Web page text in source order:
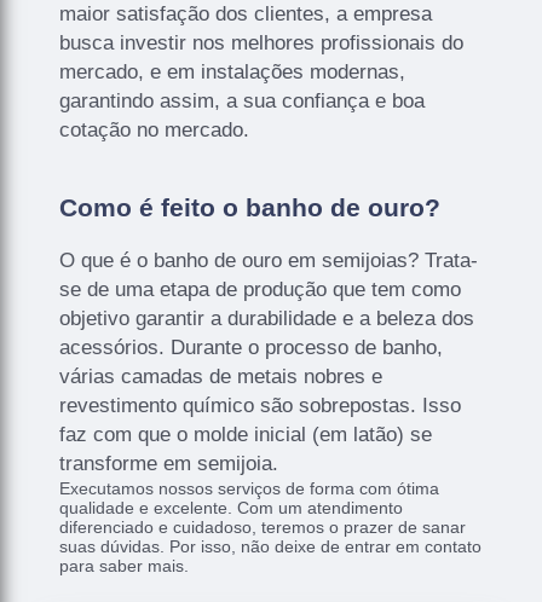
maior satisfação dos clientes, a empresa
busca investir nos melhores profissionais do
mercado, e em instalações modernas,
garantindo assim, a sua confiança e boa
cotação no mercado.
Como é feito o banho de ouro?
O que é o banho de ouro em semijoias? Trata-
se de uma etapa de produção que tem como
objetivo garantir a durabilidade e a beleza dos
acessórios. Durante o processo de banho,
várias camadas de metais nobres e
revestimento químico são sobrepostas. Isso
faz com que o molde inicial (em latão) se
transforme em semijoia.
Executamos nossos serviços de forma com ótima
qualidade e excelente. Com um atendimento
diferenciado e cuidadoso, teremos o prazer de sanar
suas dúvidas. Por isso, não deixe de entrar em contato
para saber mais.